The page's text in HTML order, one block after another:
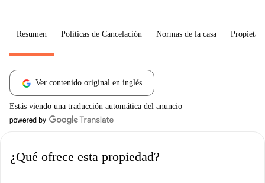
Resumen Políticas de Cancelación Normas de la casa
Ver contenido original en inglés
Estás viendo una traducción automática del anuncio
¿Qué ofrece esta propiedad?